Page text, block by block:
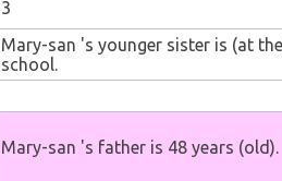
3
Mary-san 's younger sister is (at
school.
Mary-san 's father is 48 years (old).